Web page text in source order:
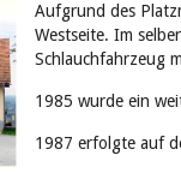
Aufgrund des
Westseite. Im
Schlauchfahrzeug
1985 wurde ein
1987 erfolgte auf